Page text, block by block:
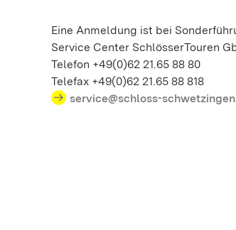
Eine Anmeldung ist bei
Service Center SchlösserTouren
Telefon +49(0)62 21.65 88 80
Telefax +49(0)62 21.65 88 818
service@schloss-